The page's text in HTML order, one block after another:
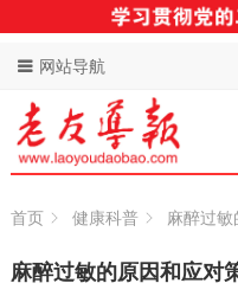
网站导航
首页 健康科普 麻醉过敏
麻醉过敏的原因和应对